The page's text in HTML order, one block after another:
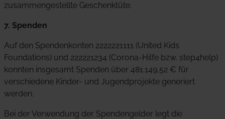
zusammengestellte Geschenktüte.
7. Spenden
Auf den Spendenkonten 2222221111 (United Kids
Foundations) und 222221234 (Corona-Hilfe bzw. step4help)
konnten insgesamt Spenden über 481.149,52 € für
verschiedene Kinder- und Jugendprojekte generiert
werden.
Bei der Verwendung der Spendengelder legt die